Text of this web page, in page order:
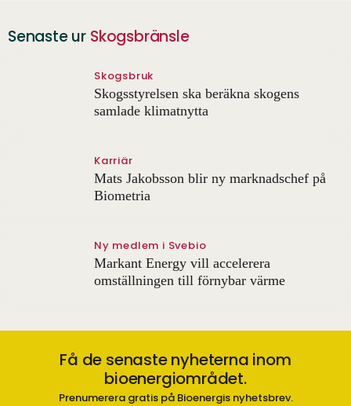
Senaste ur Skogsbränsle
Skogsbruk
Skogsstyrelsen ska beräkna skogens
samlade klimatnytta
Karriär
Mats Jakobsson blir ny marknadschef på
Biometria
Ny medlem i Svebio
Markant Energy vill accelerera
omställningen till förnybar värme
Få de senaste nyheterna inom
bioenergiområdet.
Prenumerera gratis på Bioenergis nyhetsbrev.